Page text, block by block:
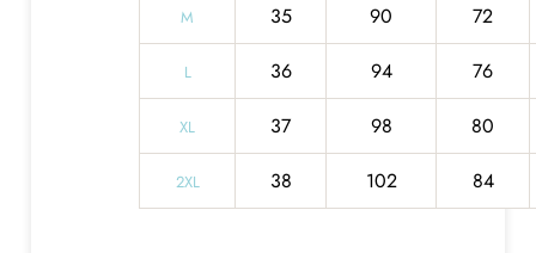
M 35 90 72
L 36 94 76
XL 37 98 80
2XL 38 102 84